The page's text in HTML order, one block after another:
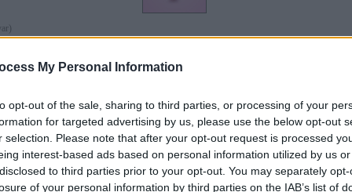
My Personal Information
opt-out of the sale, sharing to third parties, or processing of your
for targeted advertising by us, please use the below opt-out
selection. Please note that after your opt-out request is processed
interest-based ads based on personal information utilized by us
to third parties prior to your opt-out. You may separately
of your personal information by third parties on the IAB’s list of
istennő; tevékeny, serény márc. 13., ápr. 13., máj. 6., szept. 4., 6., nov. 3.
az örök ifjúság istennőjének a nevéből máj. 5., 6., 8.
(latin) tűz júl. 31.
Ilona, Heléna ápr. 23., júl. 31., aug. 18., szept. 23.
harcos, harci sisak márc. 10., ápr. 30., szept. 17., 21., 23., nov. 17.
magyar) ld.: Ilona ápr. 23., júl. 31., aug. 18., szept. 21.
magyar) ld.: Ilona ápr. 23., júl. 31., aug. 18.
pillangó aug. 18.
ld.: Ilona, Vilma Vörösmarty Mihály névalkotása ápr. 18., 23., júl. 21., aug. 18., okt. 14.